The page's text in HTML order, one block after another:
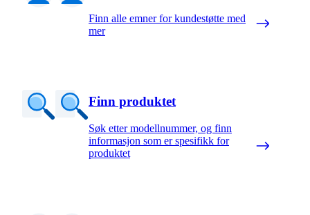
Finn alle emner for kundestøtte med
mer
Finn produktet
Søk etter modellnummer, og finn
informasjon som er spesifikk for
produktet